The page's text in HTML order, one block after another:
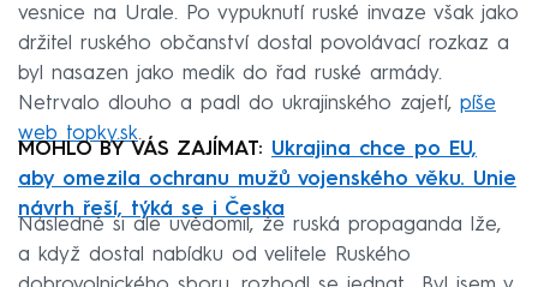
vesnice na Urale. Po vypuknutí ruské invaze však jako
držitel ruského občanství dostal povolávací rozkaz a
byl nasazen jako medik do řad ruské armády.
Netrvalo dlouho a padl do ukrajinského zajetí, píše
web topky.sk.
MOHLO BY VÁS ZAJÍMAT: Ukrajina chce po EU,
aby omezila ochranu mužů vojenského věku. Unie
návrh řeší, týká se i Česka
Následně si ale uvědomil, že ruská propaganda lže,
a když dostal nabídku od velitele Ruského